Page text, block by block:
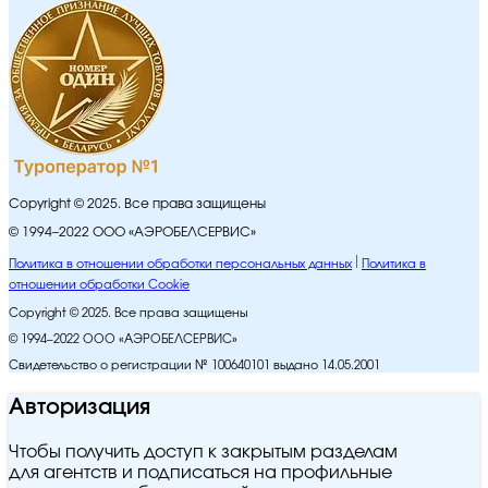
Copyright © 2025. Все права защищены
© 1994–2022 ООО «АЭРОБЕЛСЕРВИС»
Политика в отношении обработки персональных данных
Политика в
отношении обработки Cookie
Copyright © 2025. Все права защищены
© 1994–2022 ООО «АЭРОБЕЛСЕРВИС»
Свидетельство о регистрации № 100640101 выдано 14.05.2001
Авторизация
Чтобы получить доступ к закрытым разделам
для агентств и подписаться на профильные